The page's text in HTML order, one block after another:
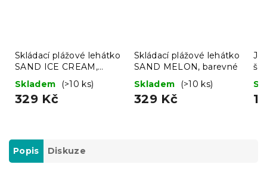
Skládací plážové lehátko
SAND ICE CREAM,
barevné
Skladem (>10 ks)
329 Kč
Skládací plážové lehátko
SAND MELON, barevné
Skladem
(>10 ks)
329 Kč
Popis Diskuze